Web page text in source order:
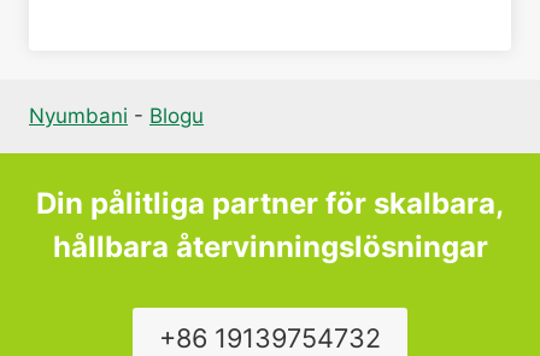
Nyumbani - Blogu
Din pålitliga partner för skalbara,
hållbara återvinningslösningar
+86 19139754732